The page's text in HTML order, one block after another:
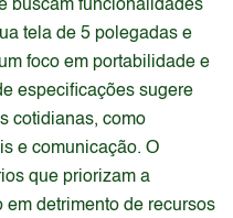
buscam funcionalidades
tela de 5 polegadas e
foco em portabilidade e
especificações sugere
cotidianas, como
e comunicação. O
que priorizam a
detrimento de recursos